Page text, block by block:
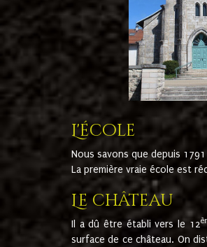
L'école
Nous savons que depuis
La première vraie école est
Le château
Il a dû être établi vers le 12
surface de ce château. On